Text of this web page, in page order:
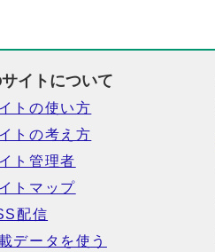
イトについて
トの使い方
トの考え方
ト管理者
トマップ
配信
データを使う